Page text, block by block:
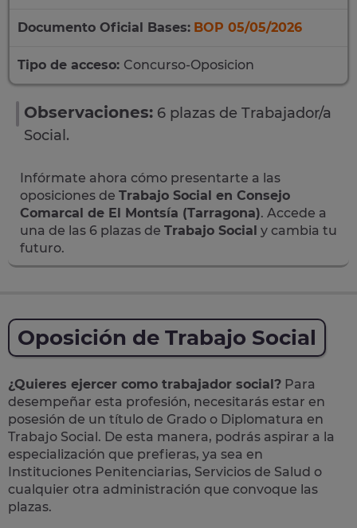
Documento Oficial Bases: BOP 05/05/2026
Tipo de acceso: Concurso-Oposicion
Observaciones: 6 plazas de Trabajador/a
Social.
Infórmate ahora cómo presentarte a las
oposiciones de Trabajo Social en Consejo
Comarcal de El Montsía (Tarragona). Accede a
una de las 6 plazas de Trabajo Social y cambia tu
futuro.
Oposición de Trabajo Social
¿Quieres ejercer como trabajador social? Para
desempeñar esta profesión, necesitarás estar en
posesión de un título de Grado o Diplomatura en
Trabajo Social. De esta manera, podrás aspirar a la
especialización que prefieras, ya sea en
Instituciones Penitenciarias, Servicios de Salud o
cualquier otra administración que convoque las
plazas.